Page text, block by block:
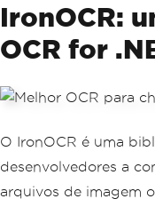
IronOCR:
OCR for
O IronOCR é uma
desenvolvedores a
arquivos de imagem